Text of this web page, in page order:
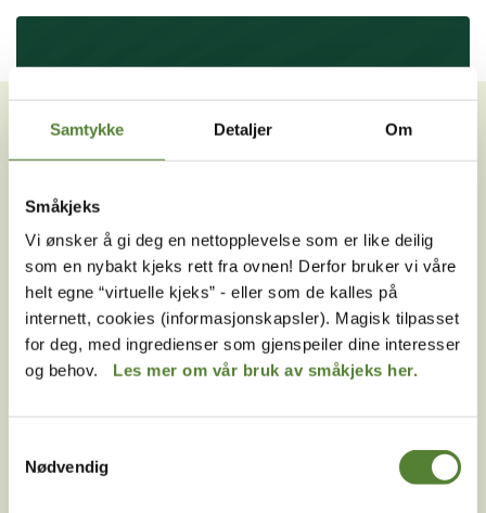
Samtykke Detaljer Om
Småkjeks
Vi ønsker å gi deg en nettopplevelse som er like deilig
som en nybakt kjeks rett fra ovnen! Derfor bruker vi våre
helt egne “virtuelle kjeks” - eller som de kalles på
internett, cookies (informasjonskapsler). Magisk tilpasset
for deg, med ingredienser som gjenspeiler dine interesser
og behov. Les mer om vår bruk av småkjeks her.
Nødvendig
OSS?
Melder du deg på Dyreparkens nyhetsbrev får du
unike tilbud og nyheter. Uten nyhetsbrev går du glipp
E-post
MELD MEG PÅ
Ved å melde deg på vårt nyhetsbrev godtar du våre